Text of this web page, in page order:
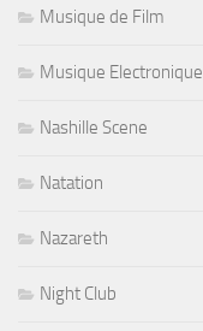
Musique de Film
Musique Electronique
Nashille Scene
Natation
Nazareth
Night Club